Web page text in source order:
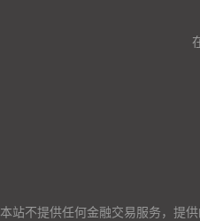
本站不提供任何金融交易服务，提